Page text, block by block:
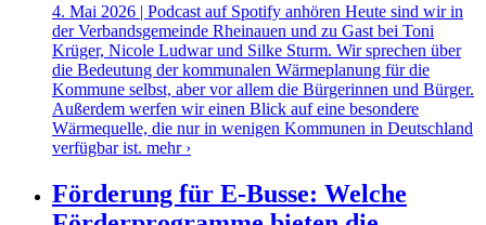
4. Mai 2026 | Podcast auf Spotify anhören Heute sind wir in
der Verbandsgemeinde Rheinauen und zu Gast bei Toni
Krüger, Nicole Ludwar und Silke Sturm. Wir sprechen über
die Bedeutung der kommunalen Wärmeplanung für die
Kommune selbst, aber vor allem die Bürgerinnen und Bürger.
Außerdem werfen wir einen Blick auf eine besondere
Wärmequelle, die nur in wenigen Kommunen in Deutschland
verfügbar ist. mehr ›
Förderung für E-Busse: Welche